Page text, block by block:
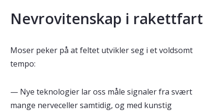
Nevrovitenskap i rakettfart
Moser peker på at feltet utvikler seg i et voldsomt
tempo:
— Nye teknologier lar oss måle signaler fra svært
mange nerveceller samtidig, og med kunstig